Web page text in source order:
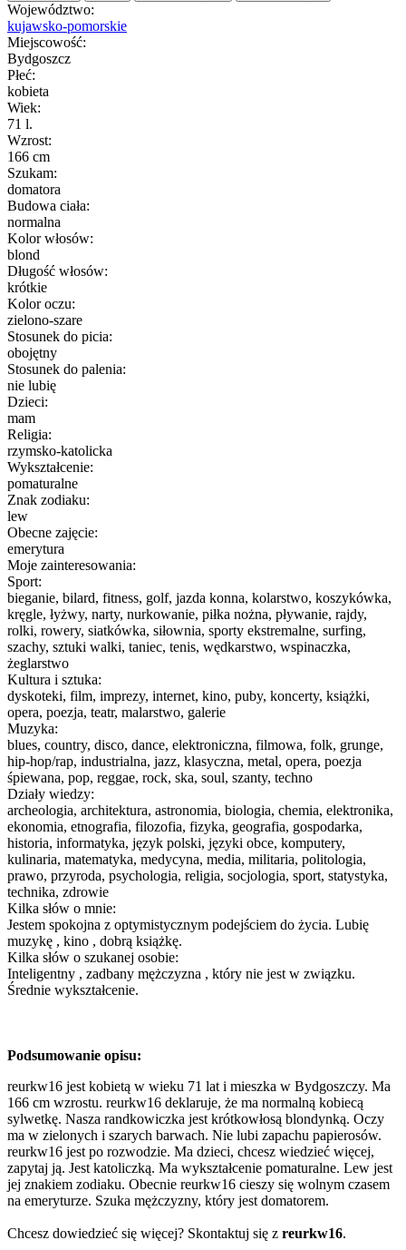
Województwo:
kujawsko-pomorskie
Miejscowość:
Bydgoszcz
Płeć:
kobieta
Wiek:
71 l.
Wzrost:
166 cm
Szukam:
domatora
Budowa ciała:
normalna
Kolor włosów:
blond
Długość włosów:
krótkie
Kolor oczu:
zielono-szare
Stosunek do picia:
obojętny
Stosunek do palenia:
nie lubię
Dzieci:
mam
Religia:
rzymsko-katolicka
Wykształcenie:
pomaturalne
Znak zodiaku:
lew
Obecne zajęcie:
emerytura
Moje zainteresowania:
Sport:
bieganie, bilard, fitness, golf, jazda konna, kolarstwo, koszykówka,
kręgle, łyżwy, narty, nurkowanie, piłka nożna, pływanie, rajdy,
rolki, rowery, siatkówka, siłownia, sporty ekstremalne, surfing,
szachy, sztuki walki, taniec, tenis, wędkarstwo, wspinaczka,
żeglarstwo
Kultura i sztuka:
dyskoteki, film, imprezy, internet, kino, puby, koncerty, książki,
opera, poezja, teatr, malarstwo, galerie
Muzyka:
blues, country, disco, dance, elektroniczna, filmowa, folk, grunge,
hip-hop/rap, industrialna, jazz, klasyczna, metal, opera, poezja
śpiewana, pop, reggae, rock, ska, soul, szanty, techno
Działy wiedzy:
archeologia, architektura, astronomia, biologia, chemia, elektronika,
ekonomia, etnografia, filozofia, fizyka, geografia, gospodarka,
historia, informatyka, język polski, języki obce, komputery,
kulinaria, matematyka, medycyna, media, militaria, politologia,
prawo, przyroda, psychologia, religia, socjologia, sport, statystyka,
technika, zdrowie
Kilka słów o mnie:
Jestem spokojna z optymistycznym podejściem do życia. Lubię
muzykę , kino , dobrą książkę.
Kilka słów o szukanej osobie:
Inteligentny , zadbany mężczyzna , który nie jest w związku.
Średnie wykształcenie.
Podsumowanie opisu:
reurkw16 jest kobietą w wieku 71 lat i mieszka w Bydgoszczy. Ma
166 cm wzrostu. reurkw16 deklaruje, że ma normalną kobiecą
sylwetkę. Nasza randkowiczka jest krótkowłosą blondynką. Oczy
ma w zielonych i szarych barwach. Nie lubi zapachu papierosów.
reurkw16 jest po rozwodzie. Ma dzieci, chcesz wiedzieć więcej,
zapytaj ją. Jest katoliczką. Ma wykształcenie pomaturalne. Lew jest
jej znakiem zodiaku. Obecnie reurkw16 cieszy się wolnym czasem
na emeryturze. Szuka mężczyzny, który jest domatorem.
Chcesz dowiedzieć się więcej? Skontaktuj się z reurkw16.